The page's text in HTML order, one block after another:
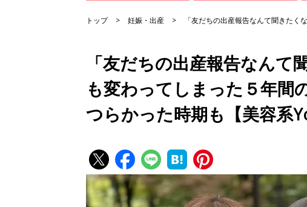
トップ 妊娠・出産 「友だちの出産報告なんて聞きた
「友だちの出産報告なんて
も変わってしまった５年間
つらかった時期も【美容系